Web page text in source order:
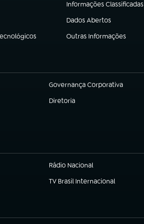
Informações Classificadas
(abre em nova aba)
Dados Abertos
(abre em nova aba)
Outras Informações
(abre em nova aba)
Governança Corporativa
(abre em nova aba)
Diretoria
(abre em nova aba)
Rádio Nacional
(abre em nova aba)
TV Brasil Internacional
(abre em nova aba)